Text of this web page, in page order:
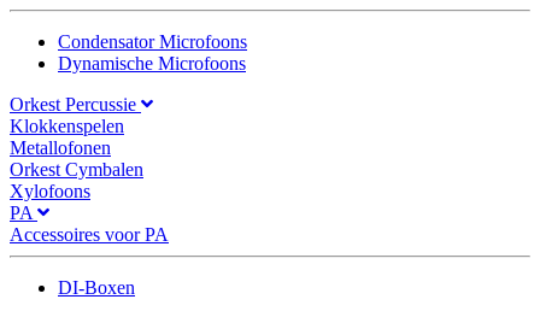
Condensator Microfoons
Dynamische Microfoons
Orkest Percussie
Klokkenspelen
Metallofonen
Orkest Cymbalen
Xylofoons
PA
Accessoires voor PA
DI-Boxen